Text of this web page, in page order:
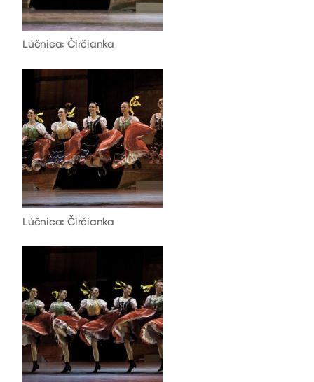
Lúčnica: Čirčianka
Lúčnica: Čirčianka